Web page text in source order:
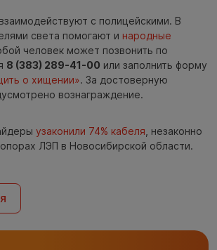
с полицейскими. В
света помогают и народные
человек может позвонить по
8 (383) 289-41-00 или заполнить форму
о хищении». За достоверную
вознаграждение.
узаконили 74% кабеля , незаконно
ЛЭП в Новосибирской области.